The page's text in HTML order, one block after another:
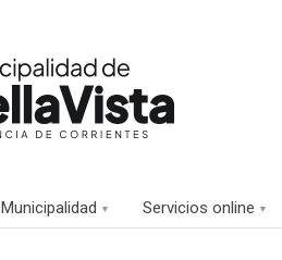
Municipalidad Servicios online